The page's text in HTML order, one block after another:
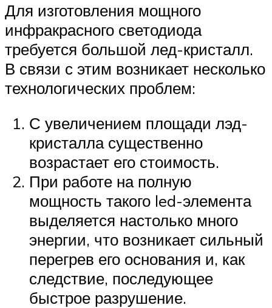
Для изготовления мощного
инфракрасного светодиода
требуется большой лед-кристалл.
В связи с этим возникает несколько
технологических проблем:
С увеличением площади лэд-
кристалла существенно
возрастает его стоимость.
При работе на полную
мощность такого led-элемента
выделяется настолько много
энергии, что возникает сильный
перегрев его основания и, как
следствие, последующее
быстрое разрушение.